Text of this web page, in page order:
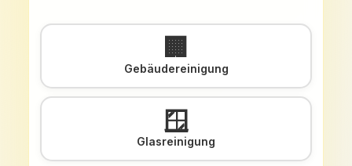
🏢
Gebäudereinigung
🪟
Glasreinigung